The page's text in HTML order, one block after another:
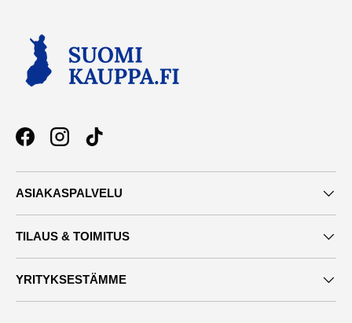
FacebookInstagramTikTok
ASIAKASPALVELU
TILAUS & TOIMITUS
YRITYKSESTÄMME